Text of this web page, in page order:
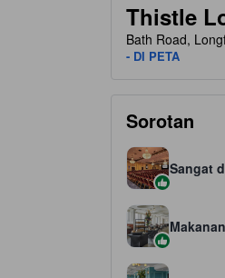
Thistle
Bath Road,
- DI PETA
Sorotan
Sangat